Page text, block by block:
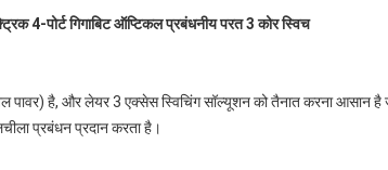
4-पोर्ट गिगाबिट ऑप्टिकल प्रबंधनीय परत 3 कोर स्विच
है, और लेयर 3 एक्सेस स्विचिंग सॉल्यूशन को तैनात करना आसान है
प्रबंधन प्रदान करता है।